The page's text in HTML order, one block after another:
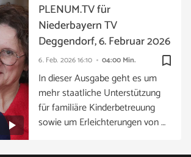
bookmark_border
6. Feb. 202616:10 04:00 Min.
PLENUM.TV für
Niederbayern TV
Deggendorf, 6. Februar 2026
In dieser Ausgabe geht es um
mehr staatliche Unterstützung
für familiäre Kinderbetreuung
sowie um Erleichterungen von …